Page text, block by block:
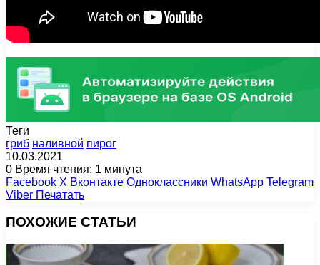
Теги
гриб наливной пирог
10.03.2021
0 Время чтения: 1 минута
Facebook X Вконтакте Одноклассники WhatsApp Telegram
Viber Печатать
ПОХОЖИЕ СТАТЬИ